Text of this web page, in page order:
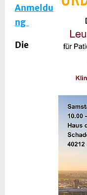
Anmeldu
ng
Die